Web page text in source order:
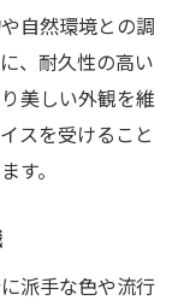
金の活用
金情報
助成金活用
のポイント
コツ
自然環境との調
、耐久性の高い
美しい外観を維
スを受けること
す。
派手な色や流行